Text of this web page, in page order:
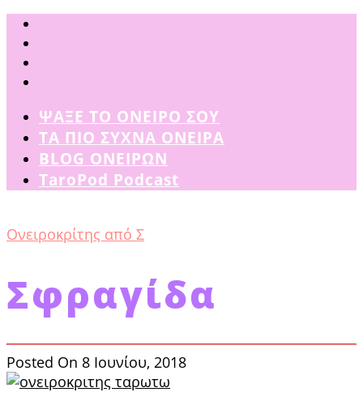
ΨΑΞΕ ΤΟ ΟΝΕΙΡΟ ΣΟΥ
ΤΑ ΠΙΟ ΣΥΧΝΑ ΟΝΕΙΡΑ
BLOG ΟΝΕΙΡΩΝ
TaroPod Podcast
Ονειροκρίτης από Σ
Σφραγίδα
Posted On 8 Ιουνίου, 2018